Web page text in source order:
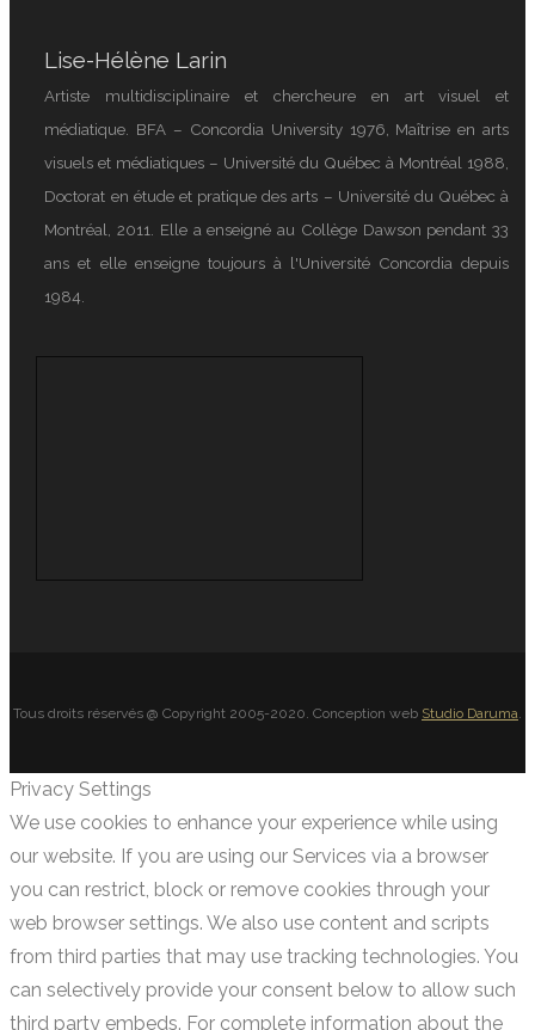
Lise-Hélène Larin
Artiste multidisciplinaire et chercheure en art visuel et
médiatique. BFA – Concordia University 1976, Maîtrise en arts
visuels et médiatiques – Université du Québec à Montréal 1988,
Doctorat en étude et pratique des arts – Université du Québec à
Montréal, 2011. Elle a enseigné au Collège Dawson pendant 33
ans et elle enseigne toujours à l'Université Concordia depuis
1984.
Tous droits réservés @ Copyright 2005-2020. Conception web Studio Daruma.
Privacy Settings
We use cookies to enhance your experience while using
our website. If you are using our Services via a browser
you can restrict, block or remove cookies through your
web browser settings. We also use content and scripts
from third parties that may use tracking technologies. You
can selectively provide your consent below to allow such
third party embeds. For complete information about the